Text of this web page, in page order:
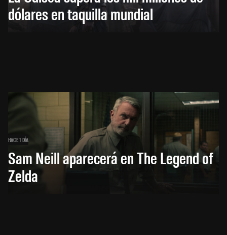
dólares en taquilla mundial
HACE 1 DÍA
Sam Neill aparecerá en The Legend of
Zelda